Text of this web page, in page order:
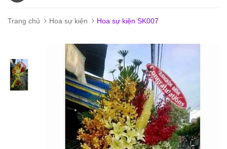
Trang chủ Hoa sự kiện Hoa sự kiện SK007